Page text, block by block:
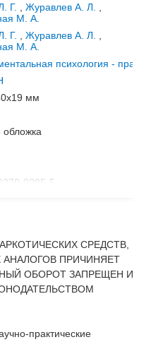
Г. Журавлев А. Л.
М. А.
Г. Журавлев А. Л.
М. А.
психология -
мм
обложка
0295-5
СРЕДСТВ,
ПРИЧИНЯЕТ
ОБОРОТ ЗАПРЕЩЕН И
практические